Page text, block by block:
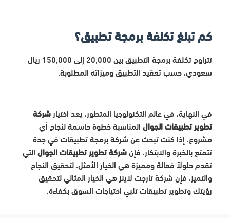
كم تبلغ تكلفة برمجة تطبيق؟
تتراوح تكلفة برمجة التطبيق بين 20,000 إلى 150,000 ريال
سعودي، حسب تعقيد التطبيق وميزاته المطلوبة.
في النهاية، في عالم التكنولوجيا المتطور، يعد اختيار شركة
تطوير تطبيقات الجوال المناسبة خطوة حاسمة لنجاح أي
مشروع. إذا كنت تبحث عن شركة برمجة تطبيقات في جدة
تتمتع بالخبرة والابتكار، فإنشركة تطوير تطبيقات الجوال التي
تقدم حلولاً فعالة ومميزة هي الخيار الأمثل. لتحقيق النجاح
والتميز، فإن شركة تارجت لاينز هي الخيار المثالي لتحقيق
رؤيتك وتطوير تطبيقات تلبي احتياجات السوق بكفاءة.